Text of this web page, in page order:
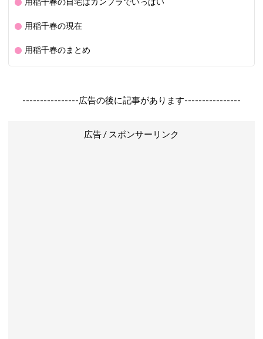
用稲千春の現在
用稲千春のまとめ
----------------広告の後に記事があります----------------
広告 / スポンサーリンク